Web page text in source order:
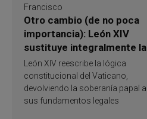
Francisco
Otro cambio (de no poca
importancia): León XIV
sustituye integralmente la
ley vaticana de Papa
Francisco
León XIV reescribe la lógica
constitucional del Vaticano,
devolviendo la soberanía papal a
sus fundamentos legales